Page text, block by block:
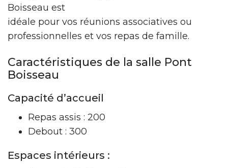
Boisseau est
idéale pour vos réunions associatives ou
professionnelles et vos repas de famille.
Caractéristiques de la salle Pont
Boisseau
Capacité d’accueil
Repas assis : 200
Debout : 300
Espaces intérieurs :